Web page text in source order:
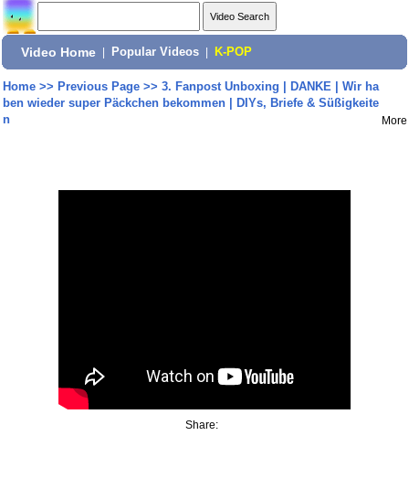
Video Home Popular Videos K-POP
Home>> Previous Page>> 3. Fanpost Unboxing | DANKE | Wir ha
ben wieder super Päckchen bekommen | DIYs, Briefe & Süßigkeite
n
More
Share: